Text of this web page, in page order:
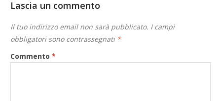
Lascia un commento
Il tuo indirizzo email non sarà pubblicato. I campi
obbligatori sono contrassegnati *
Commento*